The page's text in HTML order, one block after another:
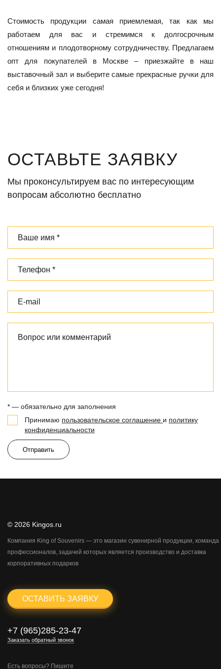
Стоимость продукции самая приемлемая, так как мы
работаем для вас и стремимся к долгосрочным
отношениям и плодотворному сотрудничеству. Предлагаем
опт для покупателей в Москве – приезжайте в наш
выставочный зал и выберите самые прекрасные ручки для
себя и близких уже сегодня!
ОСТАВЬТЕ ЗАЯВКУ
Мы проконсультируем вас по интересующим
вопросам абсолютно бесплатно
* — обязательно для заполнения
Принимаю пользовательское соглашение и политику
конфиденциальности
Отправить
© 2026 Kingos.ru
Компания King of Souvenirs — это магазин сувенирной продукции, команда
профессионалов, задачей которых является производство и доставка
корпоративных подарков
ОСТАВИТЬ ЗАЯВКУ
+7 (965)285-23-47
Заказать обратный звонок
Есть вопросы? Пишите